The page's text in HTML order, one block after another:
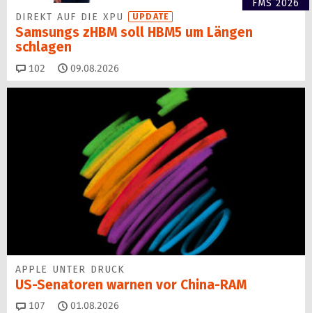
FMS 2026
DIREKT AUF DIE XPU
UPDATE
Samsungs zHBM soll HBM5 um Längen
schlagen
102 Kommentare
09.08.2026
APPLE UNTER DRUCK
US-Senatoren warnen vor China-RAM
107 Kommentare
01.08.2026